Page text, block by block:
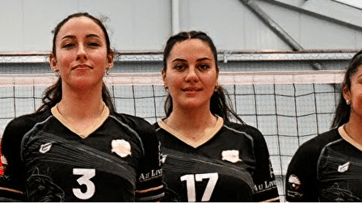
Exporter les lignes sélectionnées
Exporter toutes les colonnes
Exporter uniquement les colonnes affichées
Menu
<
Resultats
Actualités